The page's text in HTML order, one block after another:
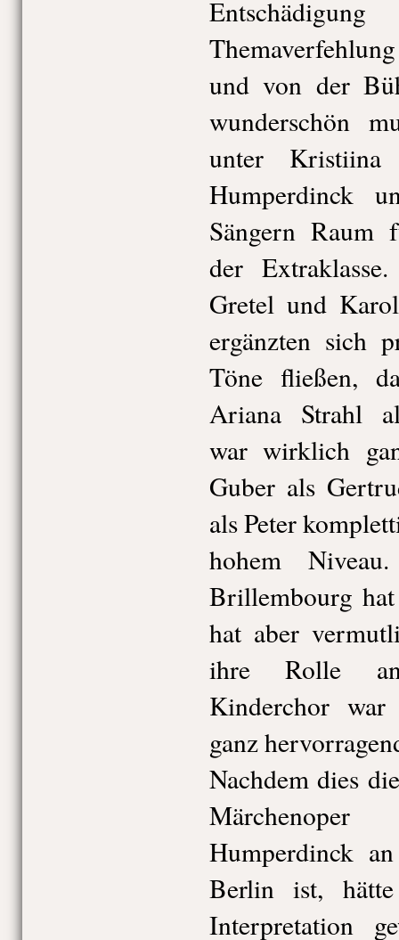
und von der
wunderschön
unter Kristiina
Humperdinck
Sängern Raum
der
Gretel und
ergänzten sich
Töne fließen,
Ariana Strahl
war wirklich
Guber als
als Peter
hohem
Brillembourg
hat aber
ihre Rolle
Kinderchor
ganz
Nachdem dies
Humperdinck
Berlin ist,
Interpretation